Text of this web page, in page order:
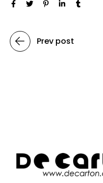
Prev post